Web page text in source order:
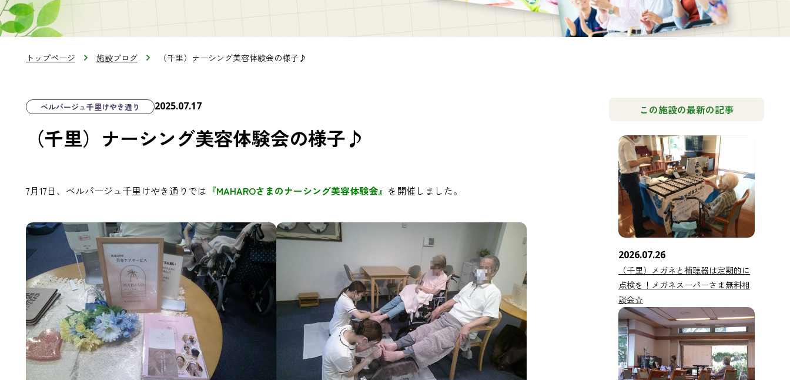
トップページ 施設ブログ （千里）ナーシング美容体験会の様子♪
ベルパージュ千里けやき通り 2025.07.17
（千里）ナーシング美容体験会の様子♪
7月17日、ベルパージュ千里けやき通りでは 『MAHAROさまのナーシング美容体験会』 を開催しました。
この施設の最新の記事
2026.07.26
（千里）メガネと補聴器は定期的に
点検を！メガネスーパーさま無料相
談会☆